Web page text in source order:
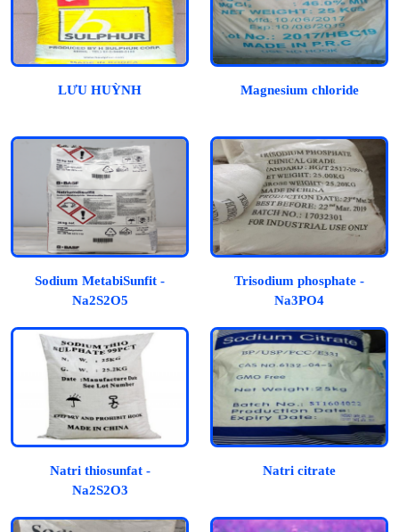
LƯU HUỲNH Magnesium chloride
Sodium MetabiSunfit -
Na2S2O5
Trisodium phosphate -
Na3PO4
Natri thiosunfat -
Na2S2O3
Natri citrate